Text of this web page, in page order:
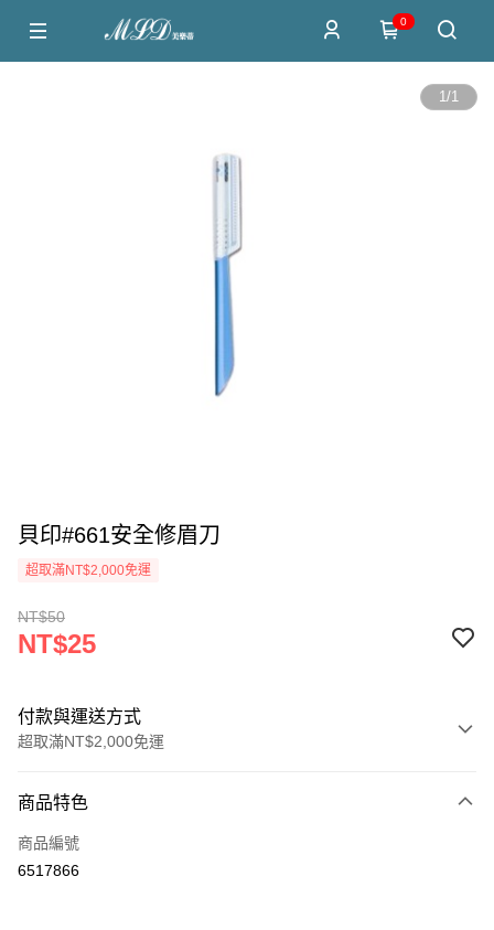
0
1/1
貝印#661安全修眉刀
超取滿NT$2,000免運
NT$50
NT$25
付款與運送方式
超取滿NT$2,000免運
信用卡一次付款
超商取貨付款
商品特色
商品編號
6517866